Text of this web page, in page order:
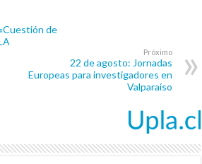
de
Próximo
22 de agosto: Jornadas
Europeas para investigadores en
Valparaíso